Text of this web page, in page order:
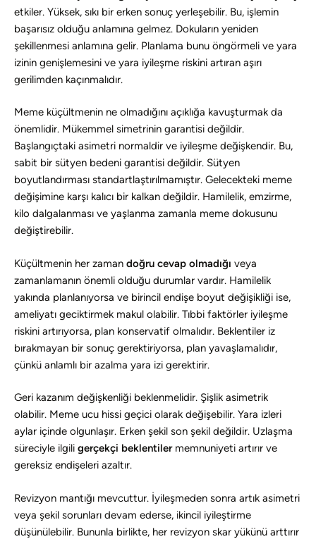
etkiler. Yüksek, sıkı bir erken sonuç yerleşebilir. Bu, işlemin
başarısız olduğu anlamına gelmez. Dokuların yeniden
şekillenmesi anlamına gelir. Planlama bunu öngörmeli ve yara
izinin genişlemesini ve yara iyileşme riskini artıran aşırı
gerilimden kaçınmalıdır.
Meme küçültmenin ne olmadığını açıklığa kavuşturmak da
önemlidir. Mükemmel simetrinin garantisi değildir.
Başlangıçtaki asimetri normaldir ve iyileşme değişkendir. Bu,
sabit bir sütyen bedeni garantisi değildir. Sütyen
boyutlandırması standartlaştırılmamıştır. Gelecekteki meme
değişimine karşı kalıcı bir kalkan değildir. Hamilelik, emzirme,
kilo dalgalanması ve yaşlanma zamanla meme dokusunu
değiştirebilir.
Küçültmenin her zaman doğru cevap olmadığı veya
zamanlamanın önemli olduğu durumlar vardır. Hamilelik
yakında planlanıyorsa ve birincil endişe boyut değişikliği ise,
ameliyatı geciktirmek makul olabilir. Tıbbi faktörler iyileşme
riskini artırıyorsa, plan konservatif olmalıdır. Beklentiler iz
bırakmayan bir sonuç gerektiriyorsa, plan yavaşlamalıdır,
çünkü anlamlı bir azalma yara izi gerektirir.
Geri kazanım değişkenliği beklenmelidir. Şişlik asimetrik
olabilir. Meme ucu hissi geçici olarak değişebilir. Yara izleri
aylar içinde olgunlaşır. Erken şekil son şekil değildir. Uzlaşma
süreciyle ilgili gerçekçi beklentiler memnuniyeti artırır ve
gereksiz endişeleri azaltır.
Revizyon mantığı mevcuttur. İyileşmeden sonra artık asimetri
veya şekil sorunları devam ederse, ikincil iyileştirme
düşünülebilir. Bununla birlikte, her revizyon skar yükünü arttırır